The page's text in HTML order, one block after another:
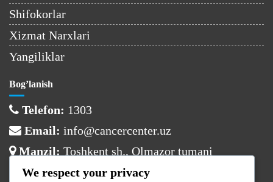
Shifokorlar
Xizmat Narxlari
Yangiliklar
Bog’lanish
Telefon: 1303
Email: info@cancercenter.uz
Manzil: Toshkent sh., Olmazor tumani
Ish vaqti
We respect your privacy